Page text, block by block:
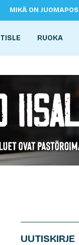
MIKÄ ON
TISLE RUOKA
UUTISKIRJE